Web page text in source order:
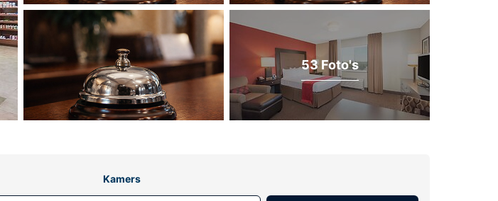
53 Foto's
Kamers